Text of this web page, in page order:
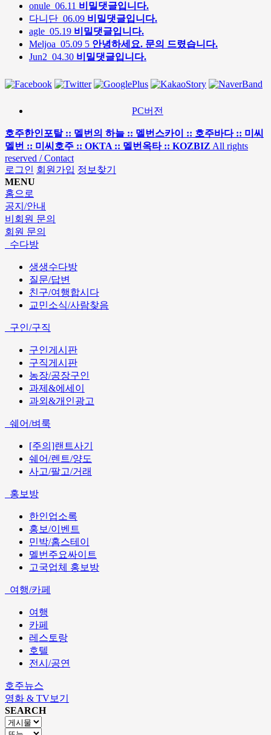
onule 06.11 비밀댓글입니다.
다니단 06.09 비밀댓글입니다.
agle 05.19 비밀댓글입니다.
Meljoa 05.09 5 안녕하세요. 문의 드렸습니다.
Jun2 04.30 비밀댓글입니다.
PC버전
호주한인포탈 :: 멜번의 하늘 :: 멜번스카이 :: 호주바다 :: 미씨
멜번 :: 미씨호주 :: OKTA :: 멜번옥타 :: KOZBIZ All rights
reserved / Contact
로그인 회원가입 정보찾기
MENU
홈으로
공지/안내
비회원 문의
회원 문의
수다방
생생수다방
질문/답변
친구/여행합시다
교민소식/사람찾음
구인/구직
구인게시판
구직게시판
농장/공장구인
과제&에세이
과외&개인광고
쉐어/벼룩
[주의]랜트사기
쉐어/렌트/양도
사고/팔고/거래
홍보방
한인업소록
홍보/이벤트
민박/홈스테이
멜번주요싸이트
고국업체 홍보방
여행/카페
여행
카페
레스토랑
호텔
전시/공연
호주뉴스
영화 & TV보기
SEARCH